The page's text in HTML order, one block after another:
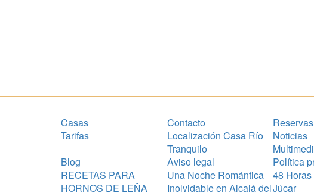
Casas Contacto
Reservas
Tarifas
Localización Casa Río
Tranquilo
Noticias
Blog
Aviso legal
Política
RECETAS PARA
HORNOS DE LEÑA
Una Noche Romántica
Inolvidable en Alcalá del
48
Júcar